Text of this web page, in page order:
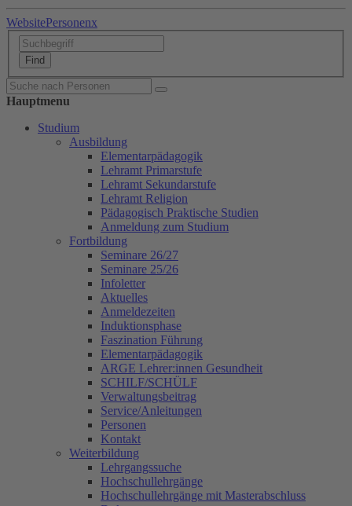
WebsitePersonenx
Hauptmenu
Studium
Ausbildung
Elementarpädagogik
Lehramt Primarstufe
Lehramt Sekundarstufe
Lehramt Religion
Pädagogisch Praktische Studien
Anmeldung zum Studium
Fortbildung
Seminare 26/27
Seminare 25/26
Infoletter
Aktuelles
Anmeldezeiten
Induktionsphase
Faszination Führung
Elementarpädagogik
ARGE Lehrer:innen Gesundheit
SCHILF/SCHÜLF
Verwaltungsbeitrag
Service/Anleitungen
Personen
Kontakt
Weiterbildung
Lehrgangssuche
Hochschullehrgänge
Hochschullehrgänge mit Masterabschluss